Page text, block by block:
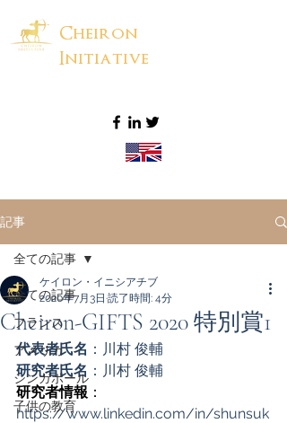
Cheiron
Initiative
記事
全ての記事
フランス
アメリカ
シンガポール
子供の教育
全ての記事
Cheiron-GIFTS 2020 特別賞1
ケイロン・イニシアチブ
2020年7月3日 読了時間: 4分
代表者氏名 ：川村 俊輔
研究者氏名 ：川村 俊輔
研究者情報 ：
https://www.linkedin.com/in/shunsuk